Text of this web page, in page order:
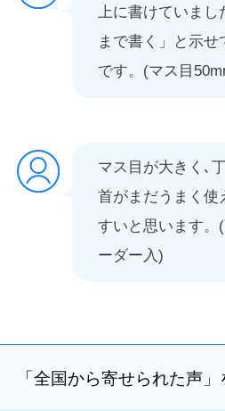
上に書けていまし
まで書く」と示せ
です。(マス目
マス目が大きく､
首がまだうまく使
すいと思います。
ーダー入)
「全国から寄せられた声